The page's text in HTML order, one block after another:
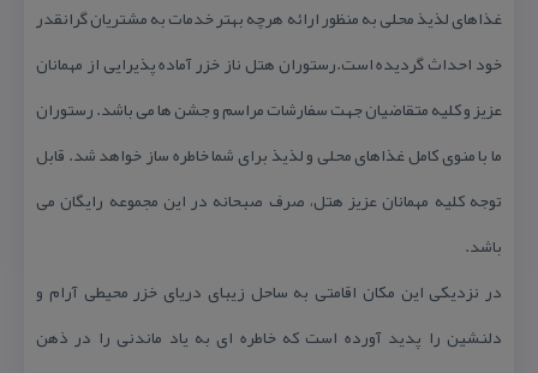
غذاهای لذیذ محلی به منظور ارائه هرچه بهتر خدمات به مشتریان گرانقدر
خود احداث گردیده است.رستوران هتل ناز خزر آماده پذیرایی از مهمانان
عزیز و كلیه متقاضیان جهت سفارشات مراسم و جشن ها می باشد. رستوران
ما با منوی كامل غذاهای محلی و لذیذ برای شما خاطره ساز خواهد شد. قابل
توجه كلیه مهمانان عزیز هتل، صرف صبحانه در این مجموعه رایگان می
باشد.
در نزدیكی این مكان اقامتی به ساحل زیبای دریای خزر محیطی آرام و
دلنشین را پدید آورده است كه خاطره ای به یاد ماندنی را در ذهن